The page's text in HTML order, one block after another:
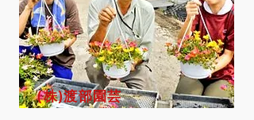
(株)渡部園芸